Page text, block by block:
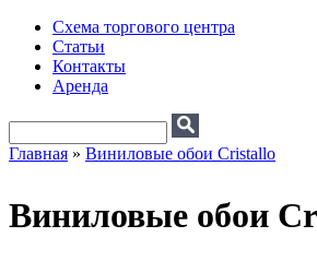
Схема торгового центра
Статьи
Контакты
Аренда
Форма поиска
Поиск
Главная » Виниловые обои Cristallo
Виниловые обои